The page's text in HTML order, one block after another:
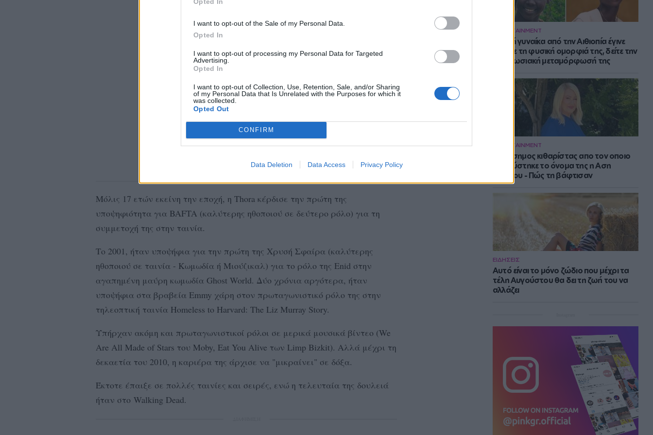
I want to opt-out of the Sale of my Personal Data.
Opted In
I want to opt-out of processing my Personal Data for Targeted
Advertising.
Opted In
I want to opt-out of Collection, Use, Retention, Sale, and/or Sharing
of my Personal Data that Is Unrelated with the Purposes for which it
was collected.
Opted Out
CONFIRM
Data Deletion Data Access Privacy Policy
ENTERTAINMENT
Νεαρή γυναίκα από την Αιθιοπία έγινε
viral με τη φυσική ομορφιά της, δείτε την
εντυπωσιακή μεταμόρφωσή της
ENTERTAINMENT
Ο διάσημος κιθαρίστας απο τον οποιο
εμπνεύστηκε το όνομα της η Αση
Μπήλιου - Πώς τη βάφτισαν
ΕΙΔΗΣΕΙΣ
Αυτό είναι το μόνο ζώδιο που μέχρι τα
τέλη Αυγούστου θα δει τη ζωή του να
αλλάζει
Μόλις 17 ετών εκείνη την εποχή, η Thora κέρδισε την πρώτη της
υποψηφιότητα για BAFTA (καλύτερης ηθοποιού σε δεύτερο ρόλο) για τη
συμμετοχή της στην ταινία.
Το 2001, ήταν υποψήφια για την πρώτη της Χρυσή Σφαίρα (καλύτερης
ηθοποιού σε ταινία - Κωμωδία ή Μιούζικαλ) για το ρόλο της Enid στην
αγαπημένη μαύρη κωμωδία Ghost World. Δύο χρόνια αργότερα, ήταν
υποψήφια στα βραβεία Emmy χάρη στον πρωταγωνιστικό ρόλο της στην
τηλεοπτική ταινία Homeless to Harvard: The Liz Murray Story.
Υπήρχαν ακόμη και πρωταγωνιστικοί ρόλοι σε μερικά μουσικά βίντεο (We
Are All Made of Stars του Moby, Eat You Alive των Limp Bizkit). Αλλά μέχρι τη
δεκαετία του 2010, η καριέρα της άρχισε να "μικραίνει" σε δόξα.
Έκτοτε έπαιξε σε πολλές ταινίες και σειρές, ενώ η τελευταία της δουλειά
ήταν στο Walking Dead.